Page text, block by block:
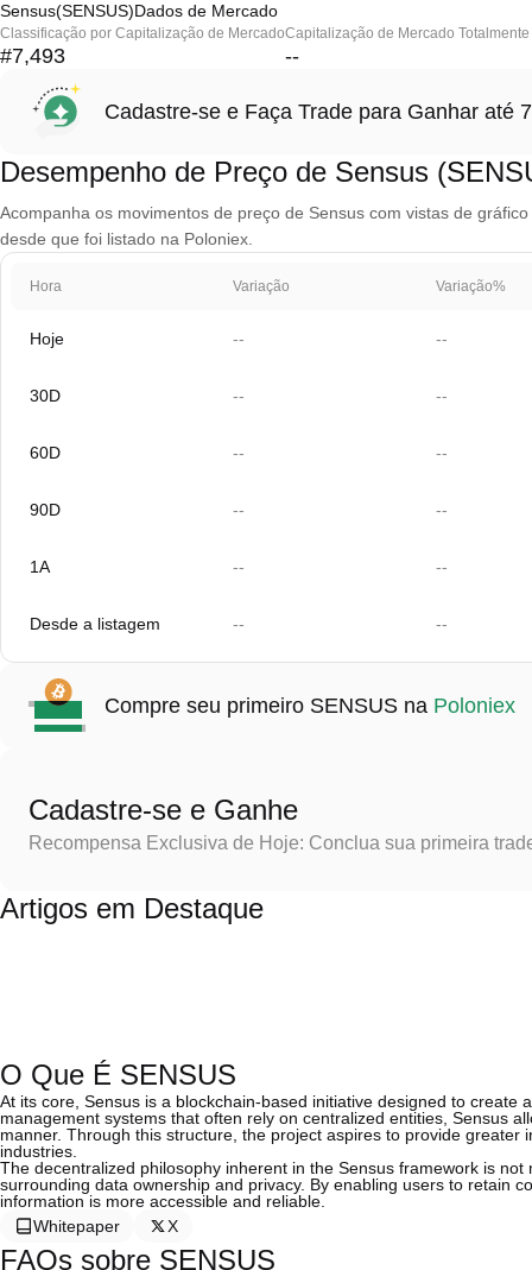
Sensus(SENSUS)Dados de Mercado
Classificação por Capitalização de Mercado
#7,493
Capitalização de Mercado
--
Cadastre-se e Faça Trade para Ganhar até
Desempenho de Preço de Sensus
Acompanha os movimentos de preço de Sensus com vistas de
desde que foi listado na Poloniex.
Hora Variação Variação%
Hoje -- --
30D -- --
60D -- --
90D -- --
1A -- --
Desde a listagem -- --
Compre seu primeiro SENSUS na Poloniex
Cadastre-se e Ganhe
Recompensa Exclusiva de Hoje: Conclua sua primeira
Artigos em Destaque
O Que É SENSUS
At its core, Sensus is a blockchain-based initiative designed to
management systems that often rely on centralized entities, Sensus
manner. Through this structure, the project aspires to provide
industries.
The decentralized philosophy inherent in the Sensus framework is
surrounding data ownership and privacy. By enabling users to retain
information is more accessible and reliable.
Whitepaper
X
FAQs sobre SENSUS